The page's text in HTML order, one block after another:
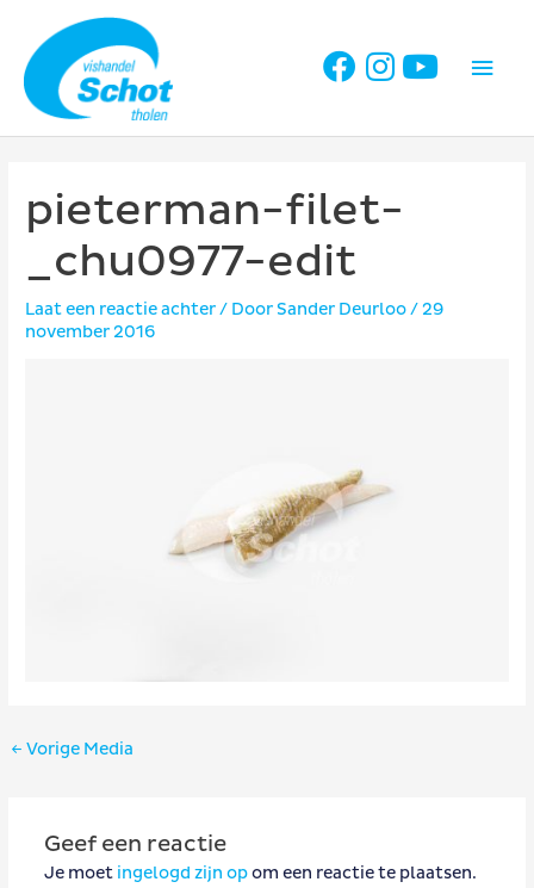
inhoud
pieterman-filet-
_chu0977-edit
Laat een reactie achter/ DoorSander Deurloo/ 29
november 2016
Bericht
← Vorige Media
Geef een reactie
Je moet ingelogd zijn opom een reactie te plaatsen.